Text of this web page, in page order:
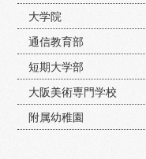
大学院
通信教育部
短期大学部
大阪美術専門学校
附属幼稚園